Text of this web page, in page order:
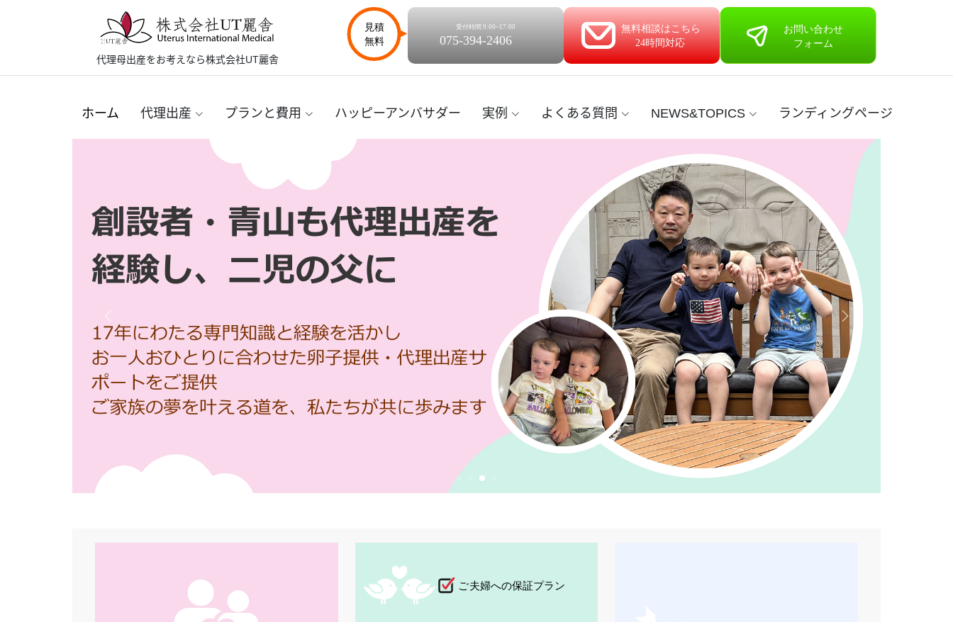
代理母出産をお考えなら株式会社UT麗舎
ホーム 代理出産 プランと費用 ハッピーアンバサダー 実例 よくある質問 NEWS&TOPICS ランディングページ